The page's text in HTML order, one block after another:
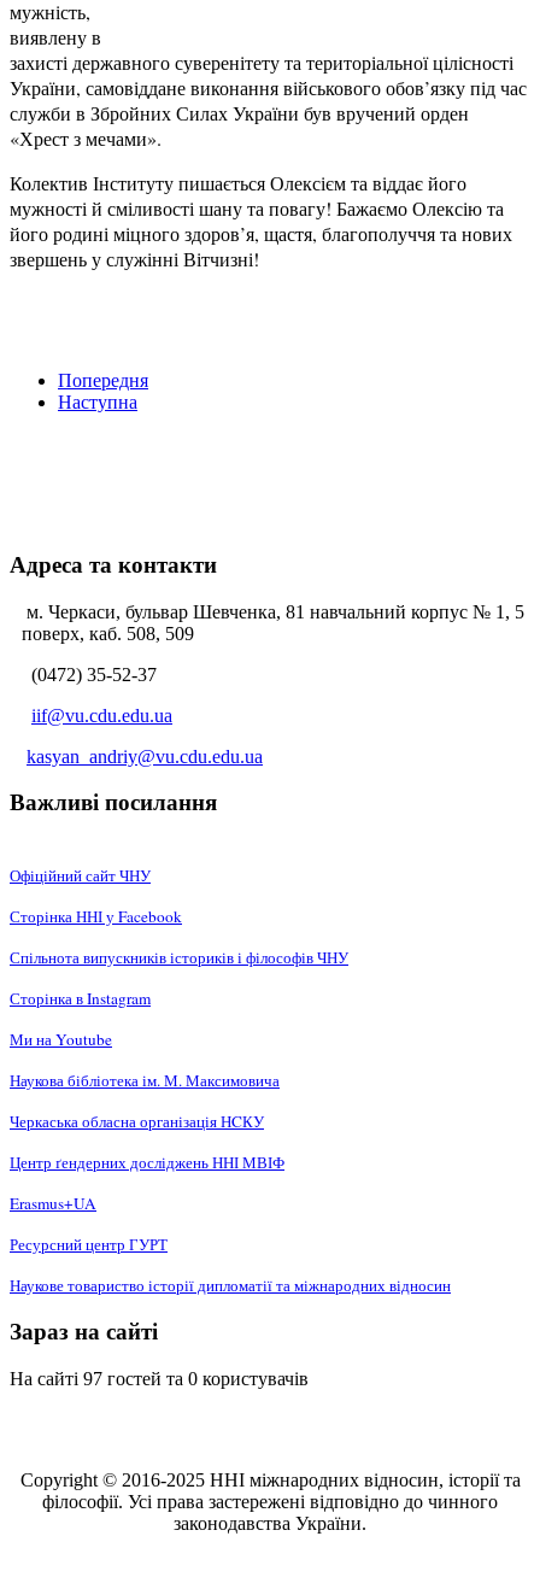
мужність,
виявлену в
захисті державного суверенітету та територіальної цілісності
України, самовіддане виконання військового обов’язку під час
служби в Збройних Силах України був вручений орден
«Хрест з мечами».
Колектив Інституту пишається Олексієм та віддає його
мужності й сміливості шану та повагу! Бажаємо Олексію та
його родині міцного здоров’я, щастя, благополуччя та нових
звершень у служінні Вітчизні!
Попередня
Наступна
Адреса та контакти
м. Черкаси, бульвар Шевченка, 81 навчальний корпус № 1, 5
поверх, каб. 508, 509
(0472) 35-52-37
iif@vu.cdu.edu.ua
kasyan_andriy@vu.cdu.edu.ua
Важливі посилання
Офіційний сайт ЧНУ
Сторінка ННІ у Facebook
Спільнота випускників істориків і філософів ЧНУ
Сторінка в Instagram
Ми на Youtube
Наукова бібліотека ім. М. Максимовича
Черкаська обласна організація НCКУ
Центр ґендерних досліджень ННІ МВІФ
Erasmus+UA
Ресурсний центр ГУРТ
Наукове товариство історії дипломатії та міжнародних відносин
Зараз на сайті
На сайті 97 гостей та 0 користувачів
Copyright © 2016-2025 ННІ міжнародних відносин, історії та
філософії. Усі права застережені відповідно до чинного
законодавства України.